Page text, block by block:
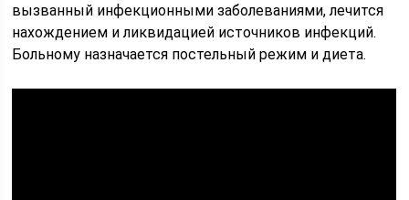
вызванный инфекционными заболеваниями, лечится
нахождением и ликвидацией источников инфекций.
Больному назначается постельный режим и диета.